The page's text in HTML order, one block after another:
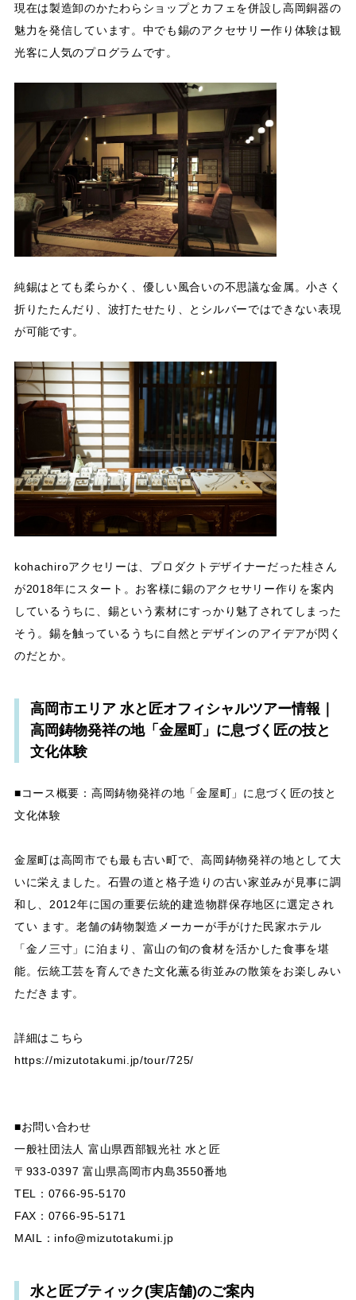
現在は製造卸のかたわらショップとカフェを併設し高岡銅器の
魅力を発信しています。中でも錫のアクセサリー作り体験は観
光客に人気のプログラムです。
純錫はとても柔らかく、優しい風合いの不思議な金属。小さく
折りたたんだり、波打たせたり、とシルバーではできない表現
が可能です。
kohachiroアクセリーは、プロダクトデザイナーだった桂さん
が2018年にスタート。お客様に錫のアクセサリー作りを案内
しているうちに、錫という素材にすっかり魅了されてしまった
そう。錫を触っているうちに自然とデザインのアイデアが閃く
のだとか。
高岡市エリア 水と匠オフィシャルツアー情報｜
高岡鋳物発祥の地「金屋町」に息づく匠の技と
文化体験
■コース概要：高岡鋳物発祥の地「金屋町」に息づく匠の技と
文化体験
金屋町は高岡市でも最も古い町で、高岡鋳物発祥の地として大
いに栄えました。石畳の道と格子造りの古い家並みが見事に調
和し、2012年に国の重要伝統的建造物群保存地区に選定され
てい ます。老舗の鋳物製造メーカーが手がけた民家ホテル
「金ノ三寸」に泊まり、富山の旬の食材を活かした食事を堪
能。伝統工芸を育んできた文化薫る街並みの散策をお楽しみい
ただきます。
詳細はこちら
https://mizutotakumi.jp/tour/725/
■お問い合わせ
一般社団法人 富山県西部観光社 水と匠
〒933-0397 富山県高岡市内島3550番地
TEL：0766-95-5170
FAX：0766-95-5171
MAIL： info@mizutotakumi.jp
水と匠ブティック(実店舗)のご案内